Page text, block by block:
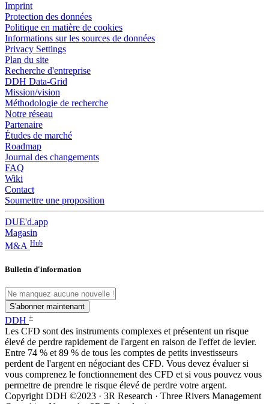
Imprint
Protection des données
Politique en matière de cookies
Informations sur les sources de données
Privacy Settings
Plan du site
Recherche d'entreprise
DDH Data-Grid
Mission/vision
Méthodologie de recherche
Notre réseau
Partenaire
Études de marché
Roadmap
Journal des changements
FAQ
Wiki
Contact
Soumettre une proposition
DUE'd.app
Magasin
M&A Hub
Bulletin d'information
S'abonner maintenant
DDH +
Les CFD sont des instruments complexes et présentent un risque
élevé de perdre rapidement de l'argent en raison de l'effet de levier.
Entre 74 % et 89 % de tous les comptes de petits investisseurs
perdent de l'argent en négociant des CFD. Vous devez évaluer si
vous comprenez le fonctionnement des CFD et si vous pouvez vous
permettre de prendre le risque élevé de perdre votre argent.
Copyright DDH ©2023 · 3R Research · Three Rivers Management